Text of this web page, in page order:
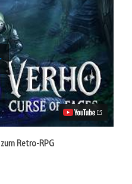
Verho
–
Curse
of
Faces:
PS5-
Preview
zum
Retro-Retro-RPG